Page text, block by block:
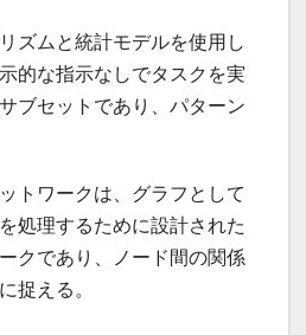
ズムと統計モデルを使用し
的な指示なしでタスクを実
ブセットであり、パターン
トワークは、グラフとして
処理するために設計された
クであり、ノード間の関係
捉える。